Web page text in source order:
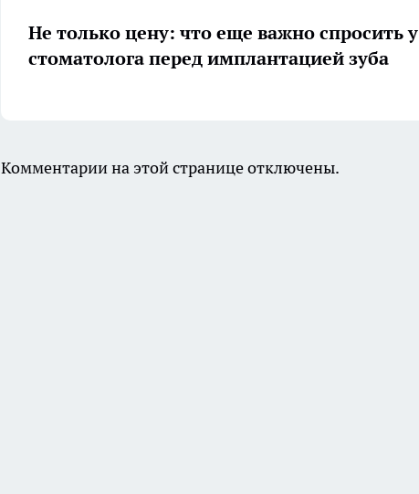
Не только цену: что еще важно спросить у
стоматолога перед имплантацией зуба
Комментарии на этой странице отключены.